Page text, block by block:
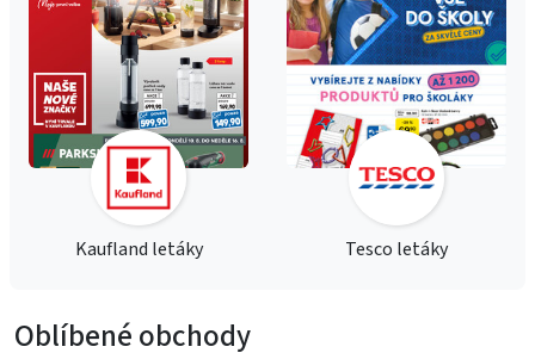
Kaufland letáky Tesco letáky
Oblíbené obchody